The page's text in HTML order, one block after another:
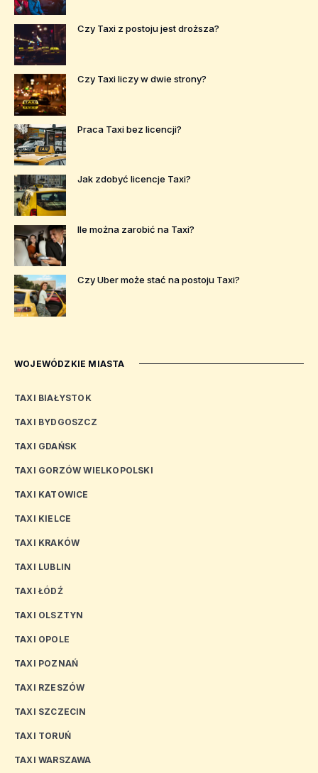
Czy Taxi z postoju jest droższa?
Czy Taxi liczy w dwie strony?
Praca Taxi bez licencji?
Jak zdobyć licencje Taxi?
Ile można zarobić na Taxi?
Czy Uber może stać na postoju Taxi?
WOJEWÓDZKIE MIASTA
TAXI BIAŁYSTOK
TAXI BYDGOSZCZ
TAXI GDAŃSK
TAXI GORZÓW WIELKOPOLSKI
TAXI KATOWICE
TAXI KIELCE
TAXI KRAKÓW
TAXI LUBLIN
TAXI ŁÓDŹ
TAXI OLSZTYN
TAXI OPOLE
TAXI POZNAŃ
TAXI RZESZÓW
TAXI SZCZECIN
TAXI TORUŃ
TAXI WARSZAWA